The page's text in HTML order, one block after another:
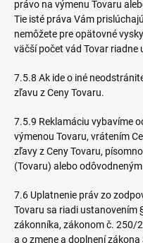
právo na výmenu Tovaru
Tie isté práva Vám
nemôžete pre opätovné
väčší počet vád Tovar riadne
7.5.8 Ak ide o iné
zľavu z Ceny Tovaru.
7.5.9 Reklamáciu vybavíme
výmenou Tovaru, vrátením
zľavy z Ceny Tovaru,
(Tovaru) alebo
7.6 Uplatnenie práv zo
Tovaru sa riadi ustanovením
zákonníka, zákonom č. 250/
a o zmene a doplnení